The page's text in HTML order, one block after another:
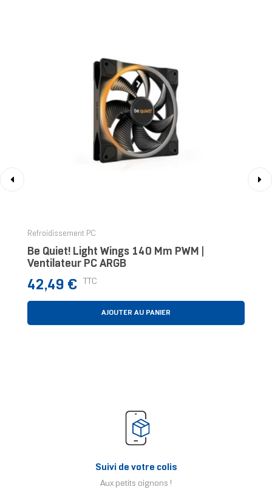
Refroidissement PC
Be Quiet! Light Wings 140 Mm PWM |
Ventilateur PC ARGB
Prix
42,49 € TTC
AJOUTER AU PANIER
Suivi de votre colis
Aux petits oignons !